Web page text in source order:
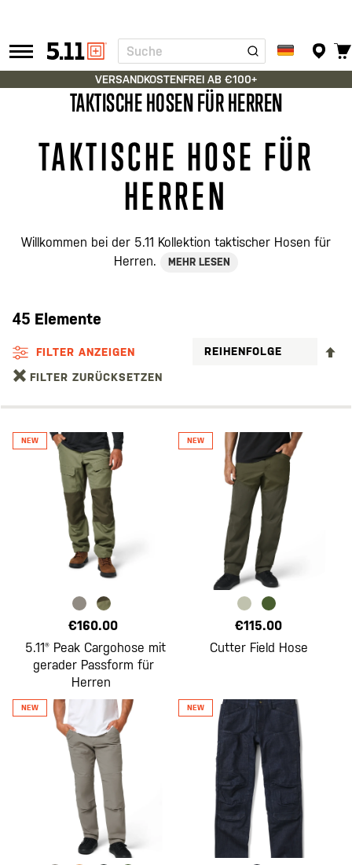
Tactical
Gear
Suche
VERSANDKOSTENFREI AB €100+
TAKTISCHE HOSEN FÜR HERREN
TAKTISCHE HOSE FÜR
HERREN
Willkommen bei der 5.11 Kollektion taktischer Hosen für
Herren.
MEHR LESEN
45 Elemente
FILTER ANZEIGEN
FILTER ZURÜCKSETZEN
€160.00
5.11® Peak Cargohose mit
gerader Passform für
Herren
€115.00
Cutter Field Hose